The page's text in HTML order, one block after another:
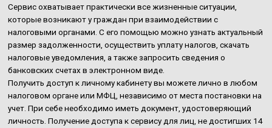
Сервис охватывает практически все жизненные ситуации,
которые возникают у граждан при взаимодействии с
налоговыми органами. С его помощью можно узнать актуальный
размер задолженности, осуществить уплату налогов, скачать
налоговые уведомления, а также запросить сведения о
банковских счетах в электронном виде.
Получить доступ к личному кабинету вы можете лично в любом
налоговом органе или МФЦ, независимо от места постановки на
учет. При себе необходимо иметь документ, удостоверяющий
личность. Получение доступа к сервису для лиц, не достигших 14